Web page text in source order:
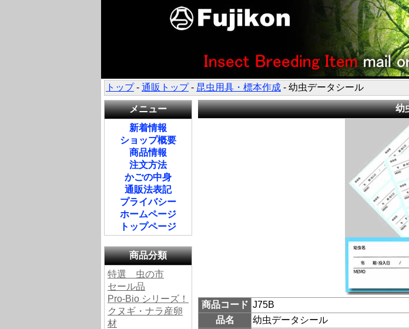
トップ- 通販トップ- 昆虫用具・標本作成 - 幼虫データシール
メニュー
新着情報
ショップ概要
商品情報
注文方法
かごの中身
通販法表記
プライバシー
ホームページ
トップページ
商品分類
特選 虫の市
セール品
Pro-Bio シリーズ！
クヌギ・ナラ産卵
材
幼
商品コード J75B
品名
幼虫データシール